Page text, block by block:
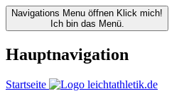
Navigations Menu öffnen Klick mich!
Ich bin das Menü.
Hauptnavigation
Startseite